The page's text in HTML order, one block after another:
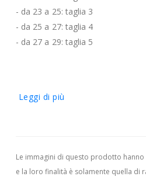
- da 23 a 25: taglia 3
- da 25 a 27: taglia 4
- da 27 a 29: taglia 5
Leggi di più
Le immagini di questo prodotto
e la loro finalità è solamente quella di